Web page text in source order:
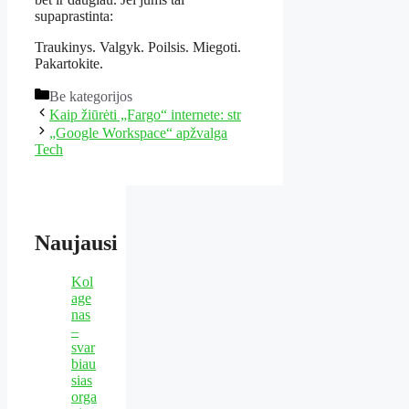
supaprastinta:
Traukinys. Valgyk. Poilsis. Miegoti.
Pakartokite.
Kategorijos
Be kategorijos
Kaip žiūrėti „Fargo“ internete: str
„Google Workspace“ apžvalga
Tech
Naujausi
Kol
age
nas
–
svar
biau
sias
orga